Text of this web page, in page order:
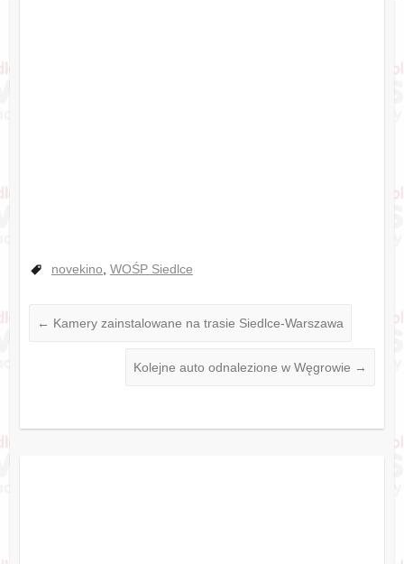
novekino, WOŚP Siedlce
← Kamery zainstalowane na trasie Siedlce-Warszawa
Kolejne auto odnalezione w Węgrowie →